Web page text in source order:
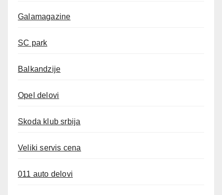
Galamagazine
SC park
Balkandzije
Opel delovi
Skoda klub srbija
Veliki servis cena
011 auto delovi